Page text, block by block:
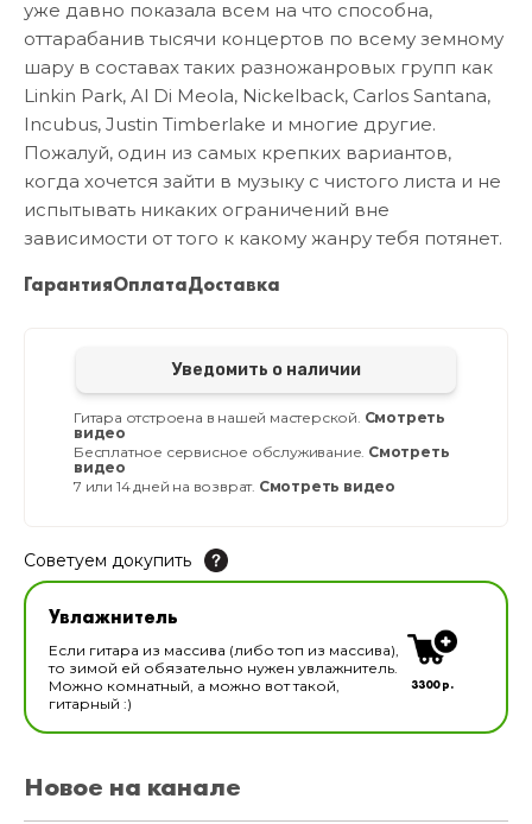
уже давно показала всем на что способна,
оттарабанив тысячи концертов по всему земному
шару в составах таких разножанровых групп как
Linkin Park, Al Di Meola, Nickelback, Carlos Santana,
Incubus, Justin Timberlake и многие другие.
Пожалуй, один из самых крепких вариантов,
когда хочется зайти в музыку с чистого листа и не
испытывать никаких ограничений вне
зависимости от того к какому жанру тебя потянет.
ГарантияОплатаДоставка
Уведомить о наличии
Гитара отстроена в нашей мастерской. Смотреть
видео
Бесплатное сервисное обслуживание. Смотреть
видео
7 или 14 дней на возврат. Смотреть видео
Советуем докупить
Увлажнитель для музыкальных инструментов
В наличии
Увлажнитель
Если гитара из массива (либо топ из массива),
то зимой ей обязательно нужен увлажнитель.
Можно комнатный, а можно вот такой,
гитарный :)
3300 р.
Новое на канале